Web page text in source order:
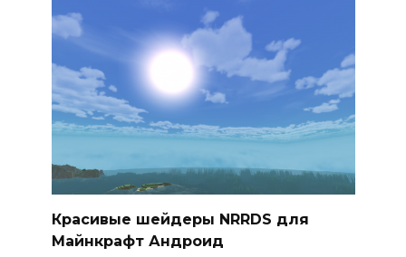
Красивые шейдеры NRRDS для
Майнкрафт Андроид